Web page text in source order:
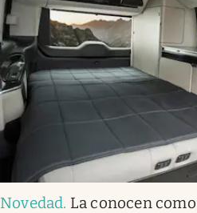
Novedad. La conocen